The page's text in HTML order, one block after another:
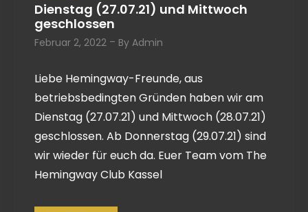
Dienstag (27.07.21) und Mittwoch
geschlossen
Februar 2, 2022 ByAdmin
Liebe Hemingway-Freunde, aus
betriebsbedingten Gründen haben wir am
Dienstag (27.07.21) und Mittwoch (28.07.21)
geschlossen. Ab Donnerstag (29.07.21) sind
wir wieder für euch da. Euer Team vom The
Hemingway Club Kassel